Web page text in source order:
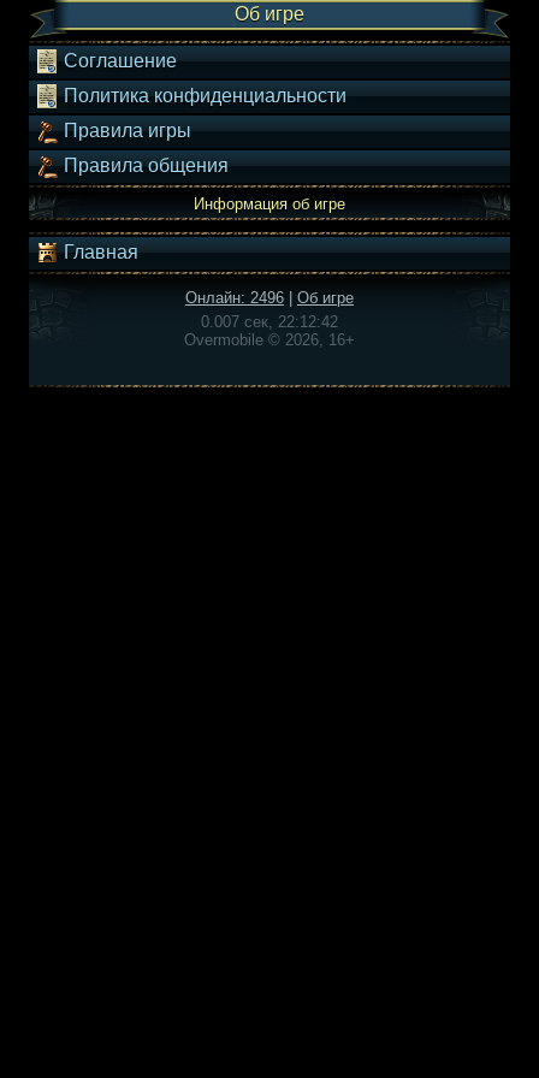
Об игре
Соглашение
Политика конфиденциальности
Правила игры
Правила общения
Информация об игре
Главная
Онлайн: 2496
Об игре
0.007 сек, 22:12:42
Overmobile © 2026, 16+